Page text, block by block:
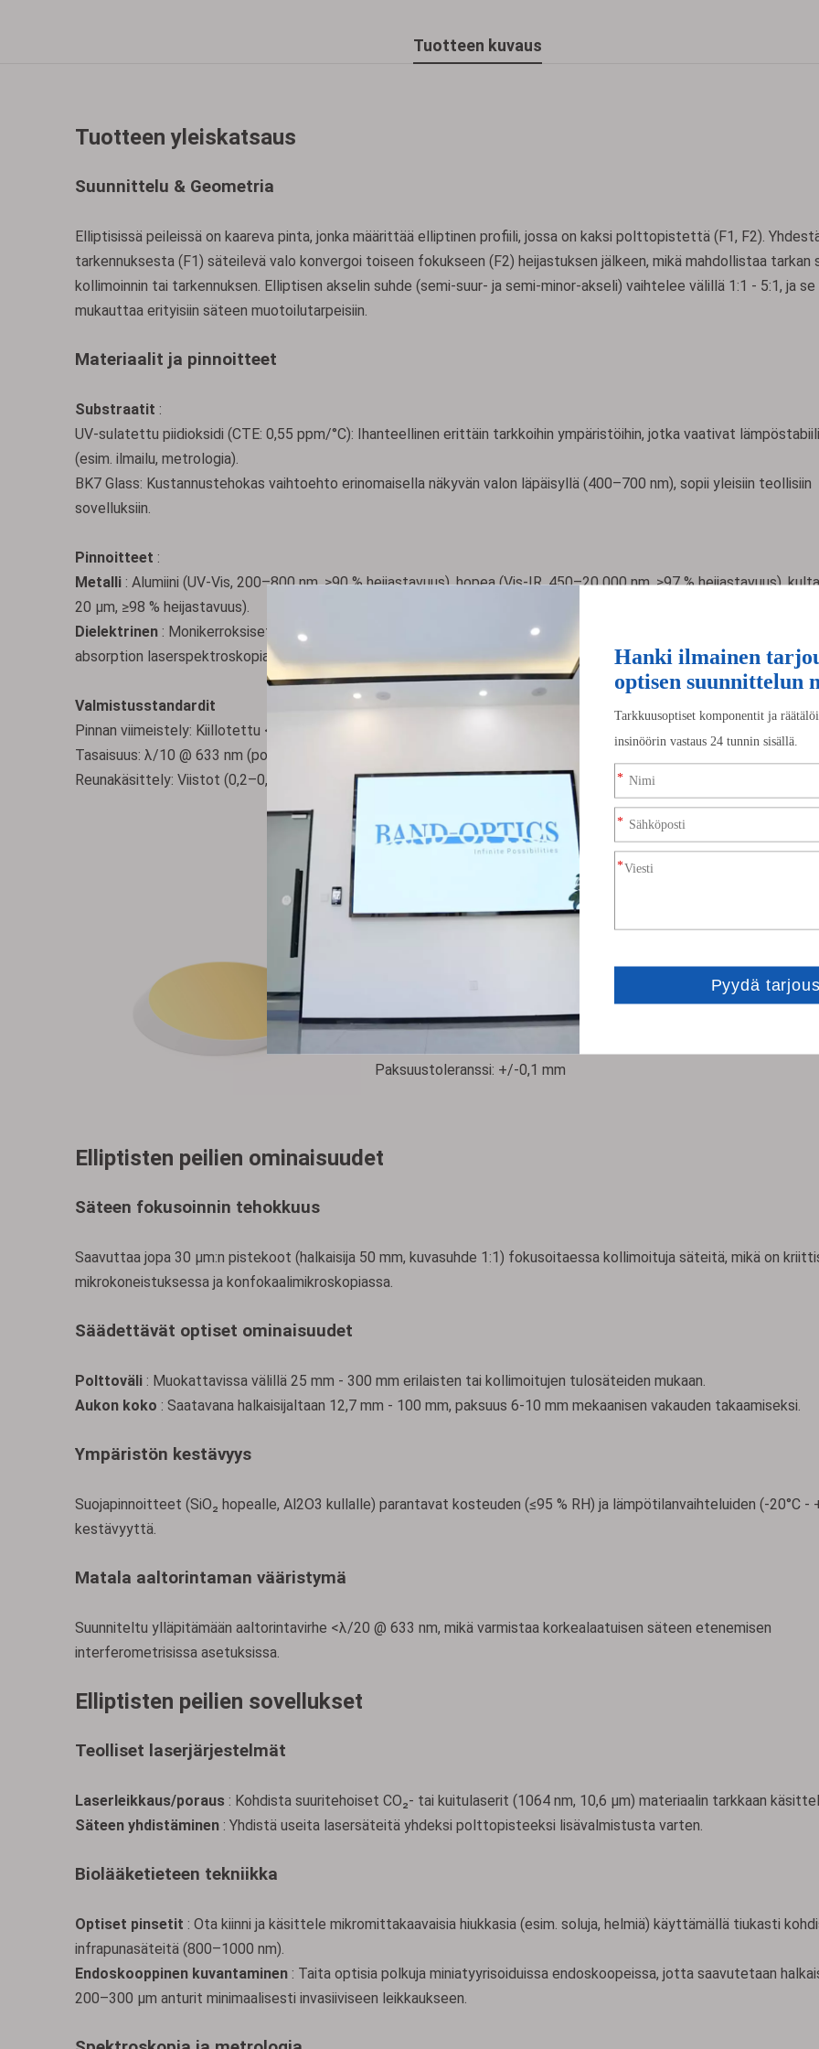
Tuotteen kuvaus
Tuotteen yleiskatsaus
Suunnittelu & Geometria
Elliptisissä peileissä on kaareva pinta, jonka määrittää elliptinen profiili, jossa on kaksi polttopistettä (F1, F2).
tarkennuksesta (F1) säteilevä valo konvergoi toiseen fokukseen (F2) heijastuksen jälkeen, mikä mahdollistaa tarkan
kollimoinnin tai tarkennuksen. Elliptisen akselin suhde (semi-suur- ja semi-minor-akseli) vaihtelee välillä 1:1 - 5:1, ja se
mukauttaa erityisiin säteen muotoilutarpeisiin.
Materiaalit ja pinnoitteet
Substraatit :
UV-sulatettu piidioksidi (CTE: 0,55 ppm/°C): Ihanteellinen erittäin tarkkoihin ympäristöihin, jotka vaativat
(esim. ilmailu, metrologia).
BK7 Glass: Kustannustehokas vaihtoehto erinomaisella näkyvän valon läpäisyllä (400–700 nm), sopii yleisiin teollisiin
sovelluksiin.
Pinnoitteet :
Metalli : Alumiini (UV-Vis, 200–800 nm, ≥90 % heijastavuus), hopea (Vis-IR, 450–20 000 nm, ≥97 % heijastavuus),
20 μm, ≥98 % heijastavuus).
Dielektrinen : Monikerroksiset pinnoitteet kapeakaistaiseen korkeaan heijastavuuteen (≥99,5 % @ 750–1100 nm),
absorption laserspektroskopiassa.
Valmistusstandardit
Pinnan viimeistely: Kiillotettu <1 nm:n RMS-karheuteen minimaalisen siron vuoksi.
Tasaisuus: λ/10 @ 633 nm (poikkeama ≤63 nm) testattu interferometrialla.
Reunakäsittely: Viistot (0,2–0,5 mm) estämään halkeilua asennuksen aikana.
Materiaali: UVFS, alumiini
Epäsäännöllisyys (PV): <1/10L@633nm
Paksuustoleranssi: +/-0,1 mm
Elliptisten peilien ominaisuudet
Säteen fokusoinnin tehokkuus
Saavuttaa jopa 30 μm:n pistekoot (halkaisija 50 mm, kuvasuhde 1:1) fokusoitaessa kollimoituja säteitä, mikä on
mikrokoneistuksessa ja konfokaalimikroskopiassa.
Säädettävät optiset ominaisuudet
Polttoväli : Muokattavissa välillä 25 mm - 300 mm erilaisten tai kollimoitujen tulosäteiden mukaan.
Aukon koko : Saatavana halkaisijaltaan 12,7 mm - 100 mm, paksuus 6-10 mm mekaanisen vakauden takaamiseksi.
Ympäristön kestävyys
Suojapinnoitteet (SiO₂ hopealle, Al2O3 kullalle) parantavat kosteuden (≤95 % RH) ja lämpötilanvaihteluiden (-20°C -
kestävyyttä.
Matala aaltorintaman vääristymä
Suunniteltu ylläpitämään aaltorintavirhe <λ/20 @ 633 nm, mikä varmistaa korkealaatuisen säteen etenemisen
interferometrisissa asetuksissa.
Elliptisten peilien sovellukset
Teolliset laserjärjestelmät
Laserleikkaus/poraus : Kohdista suuritehoiset CO₂- tai kuitulaserit (1064 nm, 10,6 μm) materiaalin tarkkaan
Säteen yhdistäminen : Yhdistä useita lasersäteitä yhdeksi polttopisteeksi lisävalmistusta varten.
Biolääketieteen tekniikka
Optiset pinsetit : Ota kiinni ja käsittele mikromittakaavaisia ​​hiukkasia (esim. soluja, helmiä) käyttämällä tiukasti
infrapunasäteitä (800–1000 nm).
Endoskooppinen kuvantaminen : Taita optisia polkuja miniatyyrisoiduissa endoskoopeissa, jotta saavutetaan
200–300 μm anturit minimaalisesti invasiiviseen leikkaukseen.